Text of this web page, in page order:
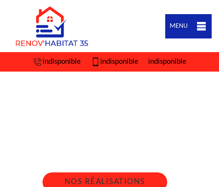
MENU
indisponible indisponible indisponible
NOS RÉALISATIONS